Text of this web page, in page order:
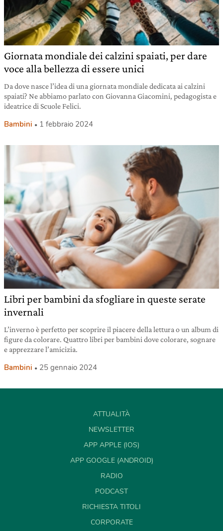
Giornata mondiale dei calzini spaiati, per dare
voce alla bellezza di essere unici
Da dove nasce l’idea di una giornata mondiale dedicata ai calzini
spaiati? Ne abbiamo parlato con Giovanna Giacomini, pedagogista e
ideatrice di Scuole Felici.
Bambini 1 febbraio 2024
Libri per bambini da sfogliare in queste serate
invernali
L’inverno è perfetto per scoprire il piacere della lettura o un album di
figure da colorare. Quattro libri per bambini dove colorare, sognare
e apprezzare l’amicizia.
Bambini 25 gennaio 2024
ATTUALITÀ
NEWSLETTER
APP APPLE (IOS)
APP GOOGLE (ANDROID)
RADIO
PODCAST
RICHIESTA TITOLI
CORPORATE